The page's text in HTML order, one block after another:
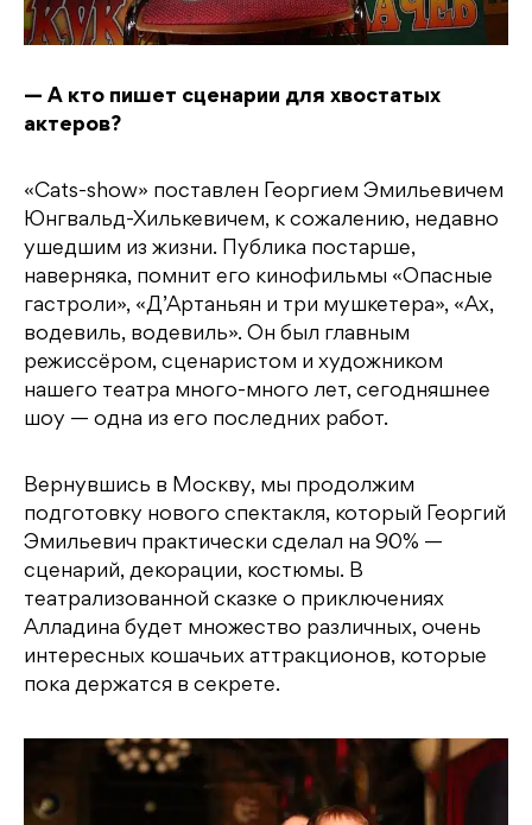
— А кто пишет сценарии для хвостатых
актеров?
«Cats-show» поставлен Георгием Эмильевичем
Юнгвальд-Хилькевичем, к сожалению, недавно
ушедшим из жизни. Публика постарше,
наверняка, помнит его кинофильмы «Опасные
гастроли», «Д’Артаньян и три мушкетера», «Ах,
водевиль, водевиль». Он был главным
режиссёром, сценаристом и художником
нашего театра много-много лет, сегодняшнее
шоу — одна из его последних работ.
Вернувшись в Москву, мы продолжим
подготовку нового спектакля, который Георгий
Эмильевич практически сделал на 90% —
сценарий, декорации, костюмы. В
театрализованной сказке о приключениях
Алладина будет множество различных, очень
интересных кошачьих аттракционов, которые
пока держатся в секрете.